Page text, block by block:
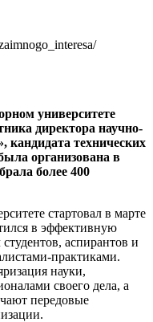
университете
директора научно-
кандидата технических
организована в
более 400
стартовал в марте
в эффективную
аспирантов и
практиками.
науки,
своего дела, а
передовые